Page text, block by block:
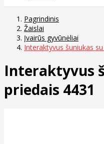
Pagrindinis
Žaislai
Įvairūs gyvūnėliai
Interaktyvus šuniukas
Interaktyvus
priedais 4431